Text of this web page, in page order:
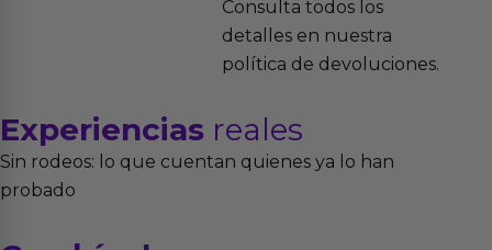
Consulta todos los
detalles en nuestra
política de devoluciones.
Experiencias reales
Sin rodeos: lo que cuentan quienes ya lo han
probado